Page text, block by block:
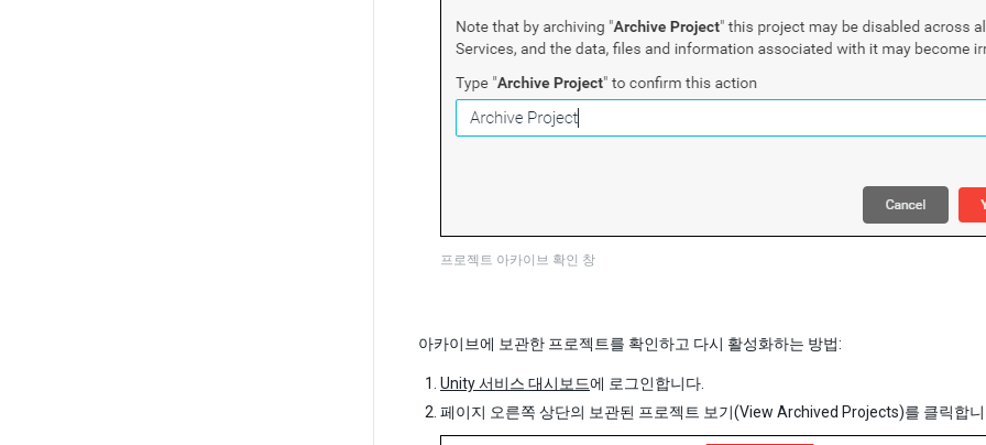
프로젝트 아카이브 확인 창
아카이브에 보관한 프로젝트를 확인하고 다시 활성화하는 방법:
Unity 서비스 대시보드에 로그인합니다.
페이지 오른쪽 상단의 보관된 프로젝트 보기(View Archived Projects)를 클릭합